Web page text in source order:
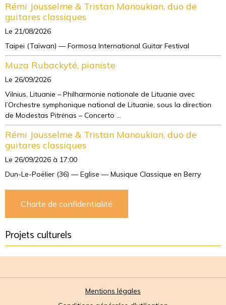
Rémi Jousselme & Tristan Manoukian, duo de
guitares classiques
Le 21/08/2026
Taipei (Taïwan) — Formosa International Guitar Festival
Muza Rubackyté, pianiste
Le 26/09/2026
Vilnius, Lituanie – Philharmonie nationale de Lituanie avec
l’Orchestre symphonique national de Lituanie, sous la direction
de Modestas Pitrėnas – Concerto ...
Rémi Jousselme & Tristan Manoukian, duo de
guitares classiques
Le 26/09/2026 à 17:00
Dun-Le-Poëlier (36) — Eglise — Musique Classique en Berry
Charte de confidentialité
Projets culturels
Mentions légales